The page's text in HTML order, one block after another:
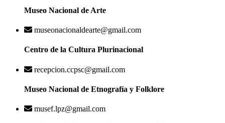
Museo Nacional de Arte
museonacionaldearte@gmail.com
Centro de la Cultura Plurinacional
recepcion.ccpsc@gmail.com
Museo Nacional de Etnografía y Folklore
musef.lpz@gmail.com